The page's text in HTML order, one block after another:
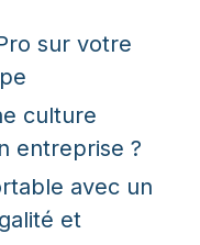
sur votre
culture
entreprise ?
avec un
et